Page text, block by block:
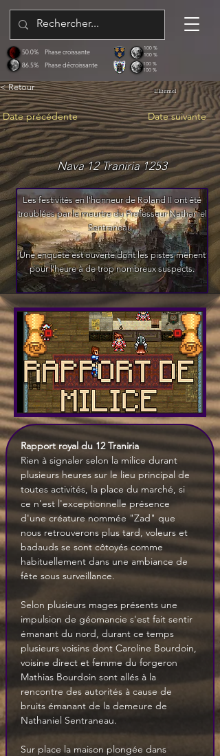
86.5%
50.0%
Phase décroissante
Phase croissante
100 %
100 %
100 %
100 %
< Retour
Date précédente
L'Eternel
Date suivante
Nava 12 Traniria 1253
Les festivités en l'honneur de Roland II ont été
troublées par le meurtre du Professeur Nathaniel
Sentraneau.
Une enquête est ouverte dont les pistes mènent
pour l'heure à de trop nombreux suspects.
Rapport royal du 12 Traniria
Rien à signaler selon la milice durant
plusieurs heures sur le lieu principal de
toutes activités, la place du marché, si
ce n'est l'exceptionnelle présence
d'une créature nommée "Zad" que
nous retrouverons plus tard, voleurs et
badauds se sont côtoyés comme
habituellement dans une ambiance de
fête sous surveillance.
Selon plusieurs mages présents une
impulsion de géomancie s'est fait sentir
émanant du nord, durant ce temps
plusieurs voisins dont Caroline Bourdoin,
voisine direct et femme du forgeron
Mathias Bourdoin sont allés à la
rencontre des autorités à cause de
bruits émanant de la demeure de
Nathaniel Sentraneau.
Sur place la maison plongée dans